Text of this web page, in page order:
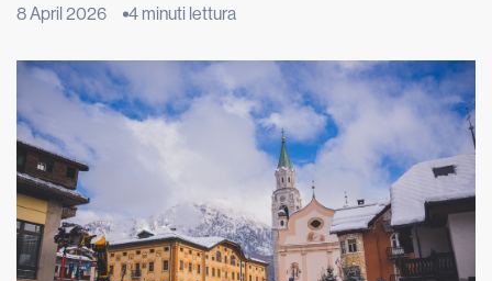
dell’intenzione ancora prima del gesto: creare le condizioni
L’orto è molto più di uno spazio produttivo: […]
8 April 2026 4 minuti lettura